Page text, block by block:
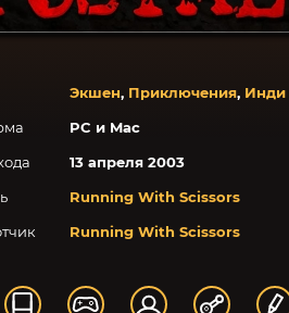
Экшен, Приключения, Инди
PC и Mac
13 апреля 2003
Running With Scissors
Running With Scissors